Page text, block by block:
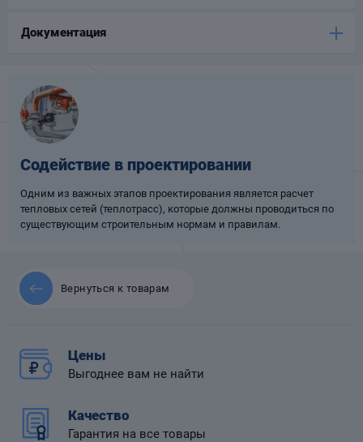
Документация
Содействие в проектировании
Одним из важных этапов проектирования является расчет
тепловых сетей (теплотрасс), которые должны проводиться по
существующим строительным нормам и правилам.
Вернуться к товарам
Цены
Выгоднее вам не найти
Качество
Гарантия на все товары
Компенсаторы